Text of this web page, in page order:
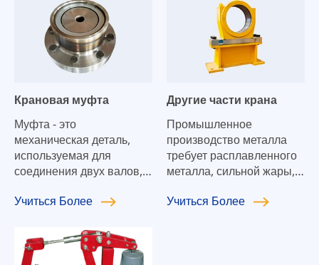
Крановая муфта
Муфта - это
механическая деталь,
используемая для
соединения двух валов,
вращаться вместе и
крутящий момент. В
высокоскоростных и
Учиться Более
Другие части крана
Промышленное
производство металла
требует расплавленного
металла, сильной жары,
непрерывного
Учиться Более